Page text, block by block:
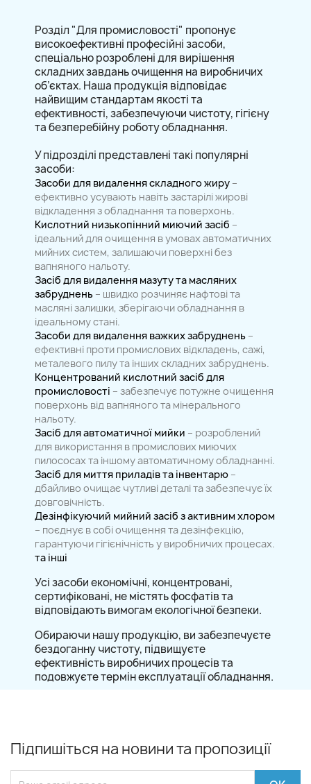
Розділ "Для промисловості" пропонує
високоефективні професійні засоби,
спеціально розроблені для вирішення
складних завдань очищення на виробничих
об’єктах. Наша продукція відповідає
найвищим стандартам якості та
ефективності, забезпечуючи чистоту, гігієну
та безперебійну роботу обладнання.
У підрозділі представлені такі популярні
засоби:
Засоби для видалення складного жиру –
ефективно усувають навіть застарілі жирові
відкладення з обладнання та поверхонь.
Кислотний низькопінний миючий засіб –
ідеальний для очищення в умовах автоматичних
мийних систем, залишаючи поверхні без
вапняного нальоту.
Засіб для видалення мазуту та масляних
забруднень – швидко розчиняє нафтові та
масляні залишки, зберігаючи обладнання в
ідеальному стані.
Засоби для видалення важких забруднень –
ефективні проти промислових відкладень, сажі,
металевого пилу та інших складних забруднень.
Концентрований кислотний засіб для
промисловості – забезпечує потужне очищення
поверхонь від вапняного та мінерального
нальоту.
Засіб для автоматичної мийки – розроблений
для використання в промислових миючих
пилососах та іншому автоматичному обладнанні.
Засіб для миття приладів та інвентарю –
дбайливо очищає чутливі деталі та забезпечує їх
довговічність.
Дезінфікуючий мийний засіб з активним хлором
– поєднує в собі очищення та дезінфекцію,
гарантуючи гігієнічність у виробничих процесах.
та інші
Усі засоби економічні, концентровані,
сертифіковані, не містять фосфатів та
відповідають вимогам екологічної безпеки.
Обираючи нашу продукцію, ви забезпечуєте
бездоганну чистоту, підвищуєте
ефективність виробничих процесів та
подовжуєте термін експлуатації обладнання.
Підпишіться на новини та пропозиції